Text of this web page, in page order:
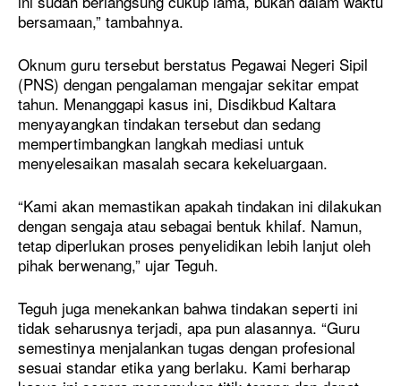
bersamaan,” tambahnya.
Oknum guru tersebut berstatus Pegawai Negeri Sipil
(PNS) dengan pengalaman mengajar sekitar empat
tahun. Menanggapi kasus ini, Disdikbud Kaltara
menyayangkan tindakan tersebut dan sedang
mempertimbangkan langkah mediasi untuk
menyelesaikan masalah secara kekeluargaan.
“Kami akan memastikan apakah tindakan ini dilakukan
dengan sengaja atau sebagai bentuk khilaf. Namun,
tetap diperlukan proses penyelidikan lebih lanjut oleh
pihak berwenang,” ujar Teguh.
Teguh juga menekankan bahwa tindakan seperti ini
tidak seharusnya terjadi, apa pun alasannya. “Guru
semestinya menjalankan tugas dengan profesional
sesuai standar etika yang berlaku. Kami berharap